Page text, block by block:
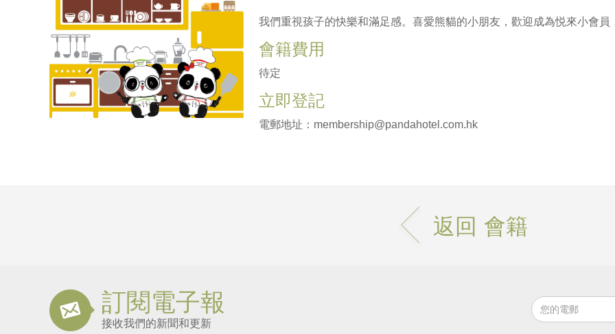
我們重視孩子的快樂和滿足感。喜愛熊貓的小朋友，歡迎成為悦來小會員
會籍費用
待定
立即登記
電郵地址：membership@pandahotel.com.hk
返回 會籍
訂閱電子報
接收我們的新聞和更新